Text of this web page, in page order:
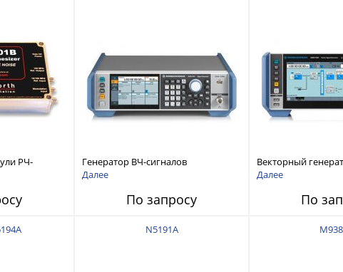
РЧ-
с низким
Генератор ВЧ-сигналов
R&S®SMB100B
Далее
По запросу
Векторный
Далее
По
N5191A